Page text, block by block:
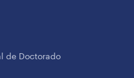
de Doctorado